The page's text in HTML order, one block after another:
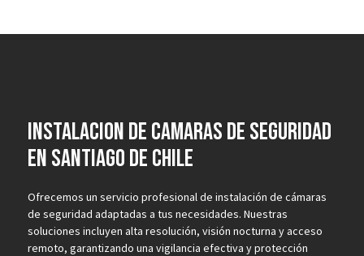
Instalacion de camaras de seguridad
en Santiago de Chile
Ofrecemos un servicio profesional de instalación de cámaras
de seguridad adaptadas a tus necesidades. Nuestras
soluciones incluyen alta resolución, visión nocturna y acceso
remoto, garantizando una vigilancia efectiva y protección